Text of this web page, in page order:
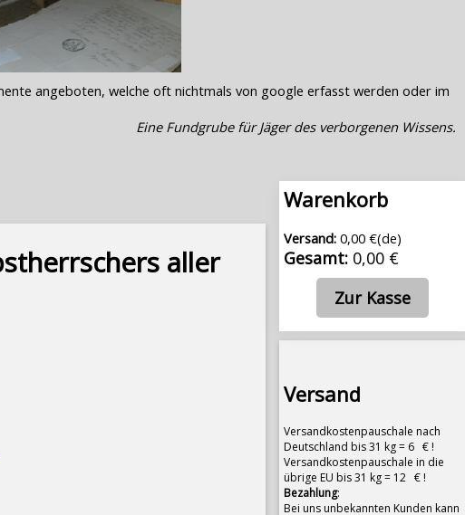
angeboten, welche oft nichtmals von google erfasst werden oder im
Eine Fundgrube für Jäger des verborgenen Wissens.
Warenkorb
Versand: 0,00 €(de)
Gesamt: 0,00 €
Zur Kasse
Versand
Versandkostenpauschale nach
Deutschland bis 31 kg = 6 € !
Versandkostenpauschale in die
übrige EU bis 31 kg = 12 € !
Bezahlung:
Bei uns unbekannten Kunden kann
aller